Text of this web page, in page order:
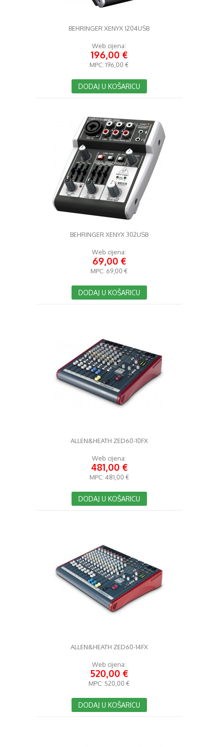
BEHRINGER XENYX 1204USB
Web cijena:
196,00 €
MPC: 196,00 €
DODAJ U KOŠARICU
BEHRINGER XENYX 302USB
Web cijena:
69,00 €
MPC: 69,00 €
DODAJ U KOŠARICU
ALLEN&HEATH ZED60-10FX
Web cijena:
481,00 €
MPC: 481,00 €
DODAJ U KOŠARICU
ALLEN&HEATH ZED60-14FX
Web cijena:
520,00 €
MPC: 520,00 €
DODAJ U KOŠARICU